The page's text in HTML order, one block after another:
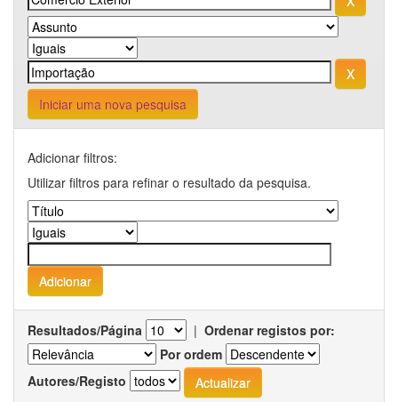
Iniciar uma nova pesquisa
Adicionar filtros:
Utilizar filtros para refinar o resultado da pesquisa.
Resultados/Página | Ordenar registos por:
Por ordem
Autores/Registo